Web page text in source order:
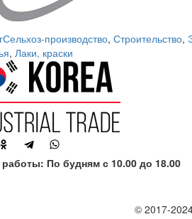
Сельхоз-производство, Строительство,
, Лаки, краски
По будням с 10.00 до 18.00
© 2017-